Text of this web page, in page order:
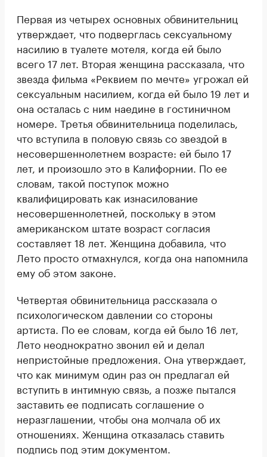
Первая из четырех основных обвинительниц
утверждает, что подверглась сексуальному
насилию в туалете мотеля, когда ей было
всего 17 лет. Вторая женщина рассказала, что
звезда фильма «Реквием по мечте» угрожал ей
сексуальным насилием, когда ей было 19 лет и
она осталась с ним наедине в гостиничном
номере. Третья обвинительница поделилась,
что вступила в половую связь со звездой в
несовершеннолетнем возрасте: ей было 17
лет, и произошло это в Калифорнии. По ее
словам, такой поступок можно
квалифицировать как изнасилование
несовершеннолетней, поскольку в этом
американском штате возраст согласия
составляет 18 лет. Женщина добавила, что
Лето просто отмахнулся, когда она напомнила
ему об этом законе.
Четвертая обвинительница рассказала о
психологическом давлении со стороны
артиста. По ее словам, когда ей было 16 лет,
Лето неоднократно звонил ей и делал
непристойные предложения. Она утверждает,
что как минимум один раз он предлагал ей
вступить в интимную связь, а позже пытался
заставить ее подписать соглашение о
неразглашении, чтобы она молчала об их
отношениях. Женщина отказалась ставить
подпись под этим документом.